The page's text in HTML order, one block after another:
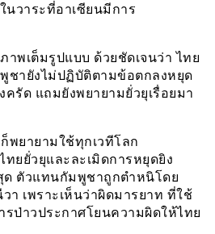
วาระที่อาเซียนมีการ
พเต็มรูปแบบ ด้วยชัดเจนว่า ไทย
พูชายังไม่ปฏิบัติตามข้อตกลงหยุด
รัด แถมยังพยายามยั่วยุเรื่อยมา
ยายามใช้ทุกเวทีโลก
ยยั่วยุและละเมิดการหยุดยิง
ด ตัวแทนกัมพูชาถูกตำหนิโดย
า เพราะเห็นว่าผิดมารยาท ที่ใช้
รป่าวประกาศโยนความผิดให้ไทย